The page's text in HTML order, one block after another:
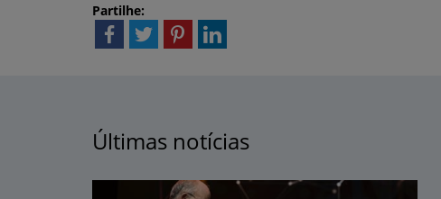
Partilhe:
Últimas notícias